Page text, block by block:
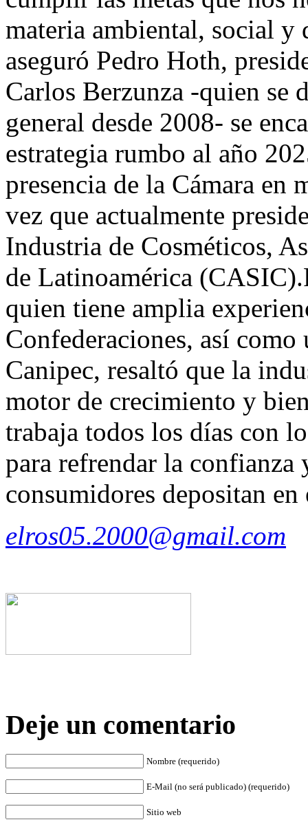
materia ambiental, social y
aseguró Pedro Hoth,
Carlos Berzunza -quien se
general desde 2008- se
estrategia rumbo al año
presencia de la Cámara en
vez que actualmente
Industria de Cosméticos,
de Latinoamérica
quien tiene amplia
Confederaciones, así
Canipec, resaltó que la
motor de crecimiento y
trabaja todos los días con
para refrendar la
consumidores depositan en
elros05.2000@gmail.com
Deje un comentario
Nombre (requerido)
E-Mail (no será publicado) (requerido)
Sitio web